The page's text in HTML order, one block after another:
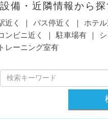
設備・近隣情報から探
近く バス停近く ホテル
ンビニ近く
駐車場有
レーニング室有